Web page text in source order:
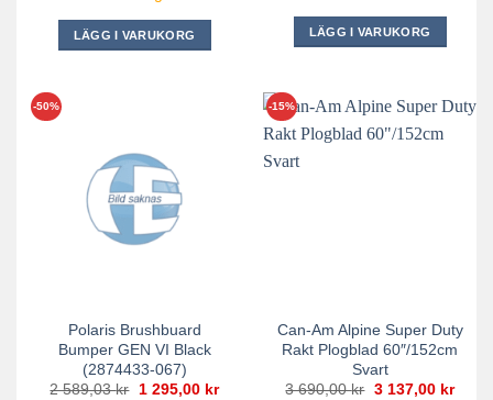
LÄGG I VARUKORG
1
390,00 kr.
LÄGG I VARUKORG
-50%
Polaris Brushbuard
Bumper GEN VI Black
(2874433-067)
2 589,03kr
Det
1 295,00 krDet
-15%
Can-Am Alpine Super Duty
Rakt Plogblad 60″/152cm
Svart
3 690,00kr Det
3 137,00 krDet